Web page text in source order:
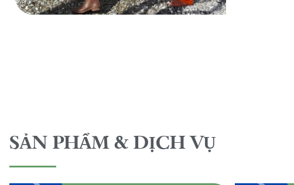
SẢN PHẨM & DỊCH VỤ